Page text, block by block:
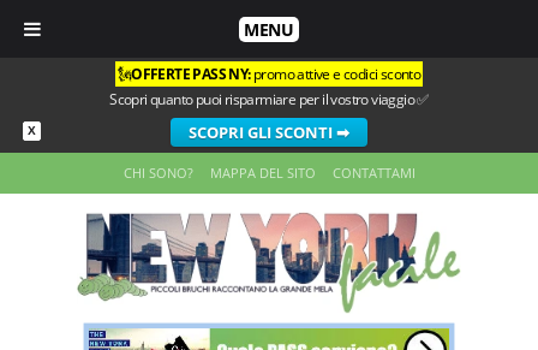
MENU
X
🗽OFFERTE PASS NY:promo attive e codici sconto
Scopri quanto puoi risparmiare per il vostro viaggio ✅
SCOPRI GLI SCONTI ➡
CHI SONO? MAPPA DEL SITO CONTATTAMI